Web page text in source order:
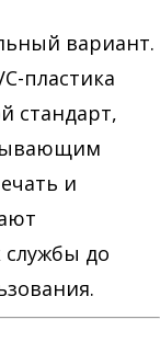
вариант.
пластика
стандарт,
и
до